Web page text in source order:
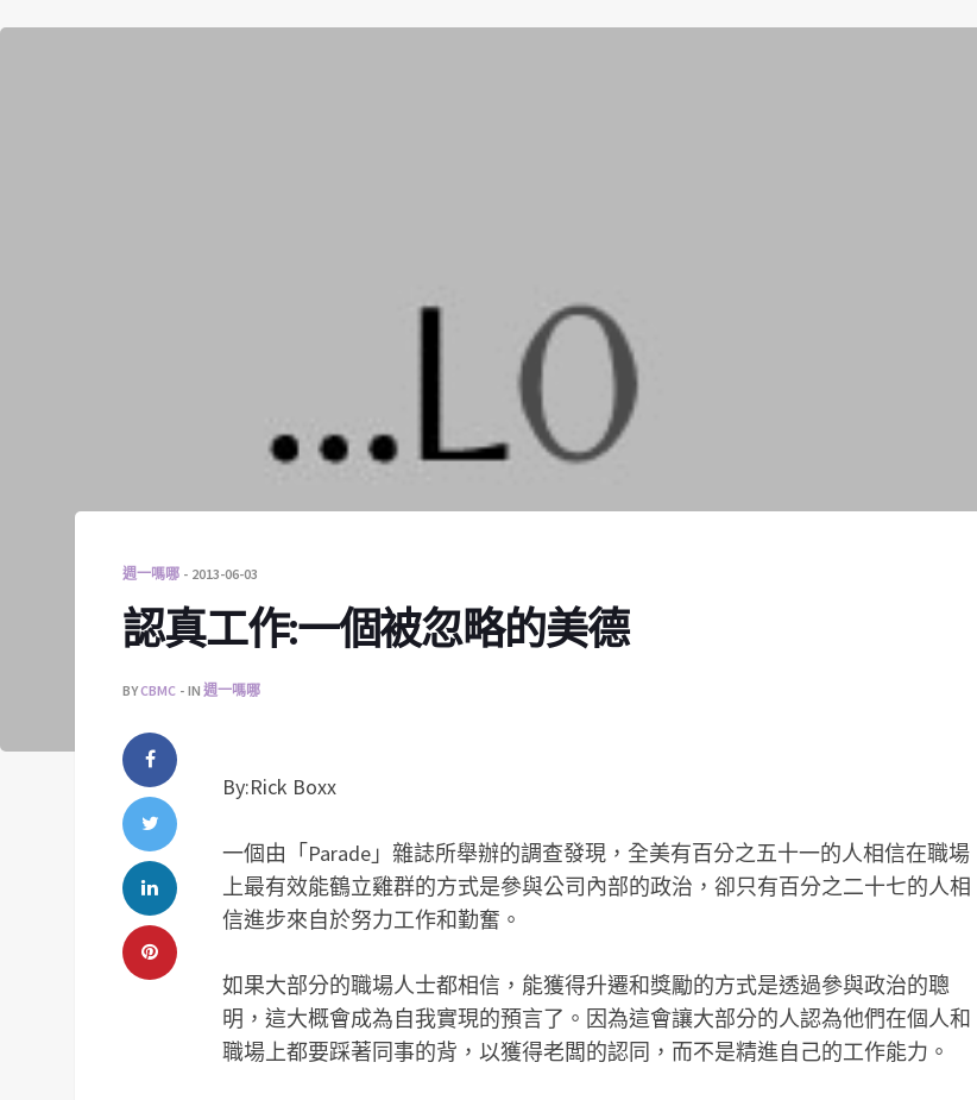
週一嗎哪 2013-06-03
認真工作:一個被忽略的美德
BYCBMC IN 週一嗎哪
By:Rick Boxx
一個由「Parade」雜誌所舉辦的調查發現，全美有百分之五十一的人相信在職場
上最有效能鶴立雞群的方式是參與公司內部的政治，卻只有百分之二十七的人相
信進步來自於努力工作和勤奮。
如果大部分的職場人士都相信，能獲得升遷和獎勵的方式是透過參與政治的聰
明，這大概會成為自我實現的預言了。因為這會讓大部分的人認為他們在個人和
職場上都要踩著同事的背，以獲得老闆的認同，而不是精進自己的工作能力。